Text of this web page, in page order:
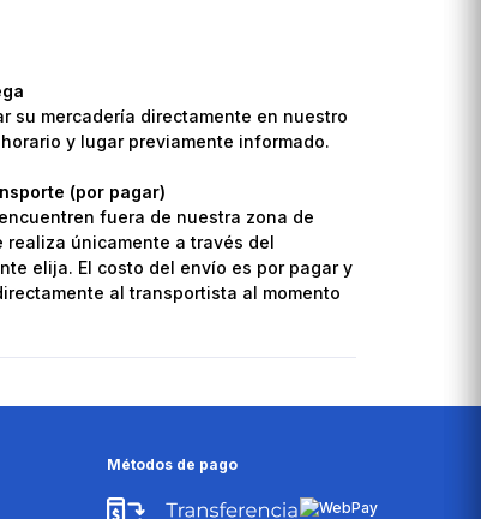
su mercadería directamente en nuestro
y lugar previamente informado.
(por pagar)
fuera de nuestra zona de
realiza únicamente a través del
elija. El costo del envío es por pagar y
al transportista al momento
Métodos de pago